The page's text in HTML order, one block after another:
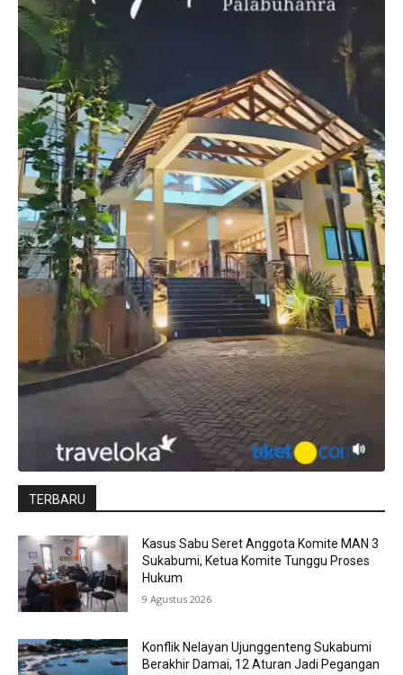
TERBARU
Kasus Sabu Seret Anggota Komite MAN 3
Sukabumi, Ketua Komite Tunggu Proses
Hukum
9 Agustus 2026
Konflik Nelayan Ujunggenteng Sukabumi
Berakhir Damai, 12 Aturan Jadi Pegangan